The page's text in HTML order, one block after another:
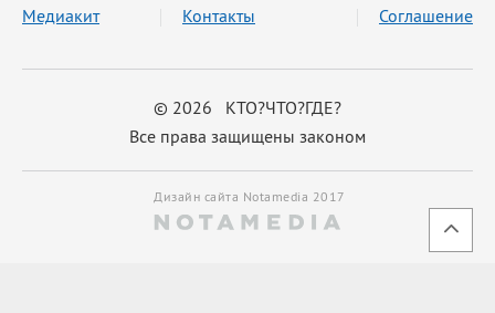
© 2026 КТО?ЧТО?ГДЕ?
Все права защищены законом
Медиакит Контакты Соглашение
Дизайн сайта Notamedia 2017